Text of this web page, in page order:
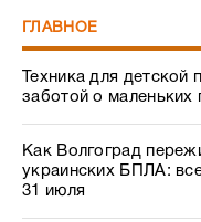
ГЛАВНОЕ
Техника для детской
заботой о маленьких
Как Волгоград
украинских БПЛА:
31 июля